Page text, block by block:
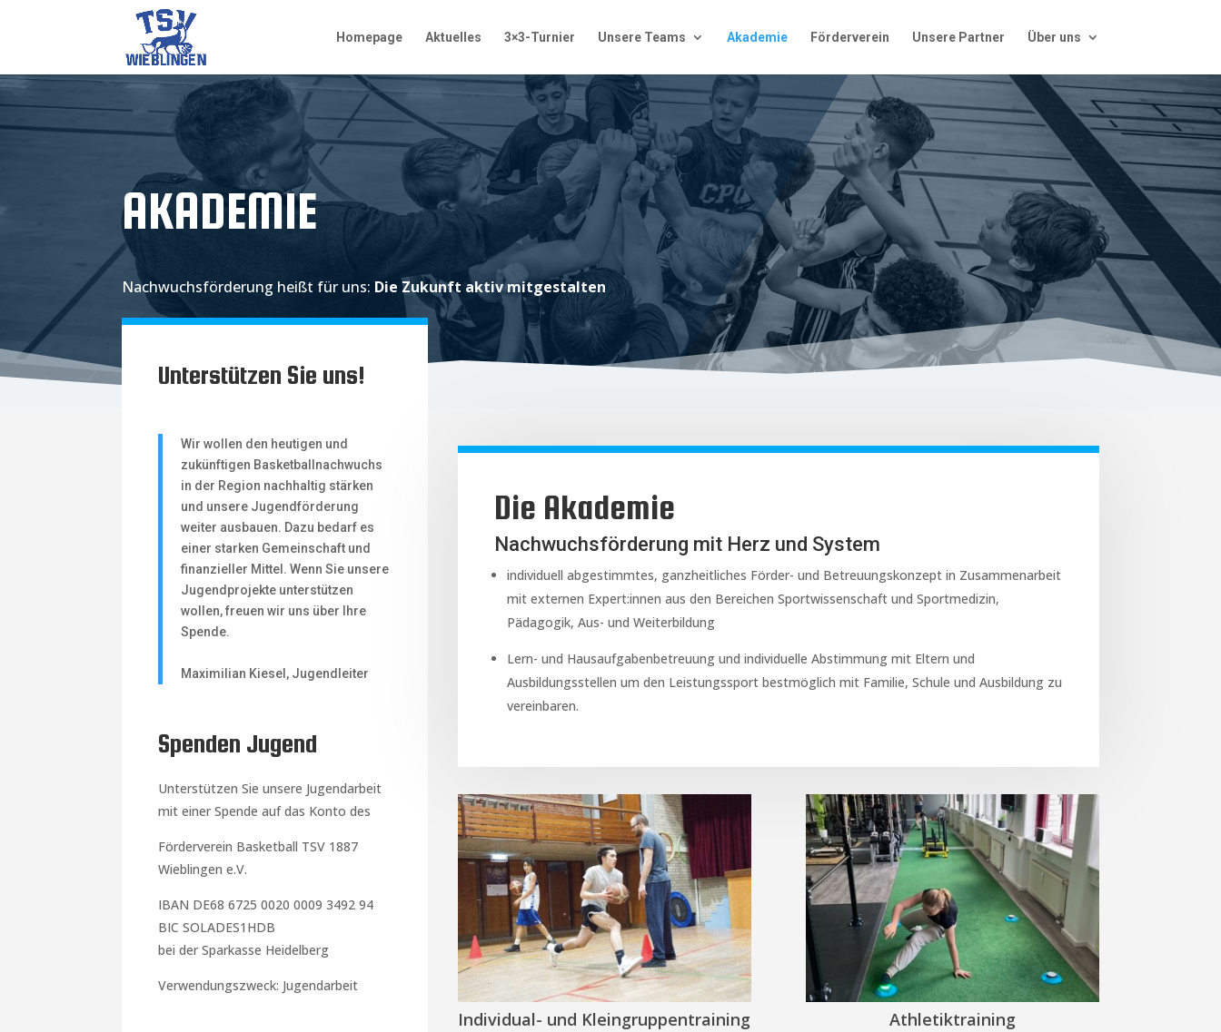
Homepage Aktuelles 3×3-Turnier Unsere Teams Akademie Förderverein Unsere Partner Über uns
AKADEMIE
Nachwuchsförderung heißt für uns: Die Zukunft aktiv mitgestalten
Unterstützen Sie uns!
Wir wollen den heutigen und
zukünftigen Basketballnachwuchs
in der Region nachhaltig stärken
und unsere Jugendförderung
weiter ausbauen. Dazu bedarf es
einer starken Gemeinschaft und
finanzieller Mittel. Wenn Sie unsere
Jugendprojekte unterstützen
wollen, freuen wir uns über Ihre
Spende.
Maximilian Kiesel, Jugendleiter
Spenden Jugend
Unterstützen Sie unsere Jugendarbeit
mit einer Spende auf das Konto des
Förderverein Basketball TSV 1887
Wieblingen e.V.
IBAN DE68 6725 0020 0009 3492 94
BIC SOLADES1HDB
bei der Sparkasse Heidelberg
Verwendungszweck: Jugendarbeit
Die Akademie
Nachwuchsförderung mit Herz und System
individuell abgestimmtes, ganzheitliches Förder- und Betreuungskonzept in Zusammenarbeit
mit externen Expert:innen aus den Bereichen Sportwissenschaft und Sportmedizin,
Pädagogik, Aus- und Weiterbildung
Lern- und Hausaufgabenbetreuung und individuelle Abstimmung mit Eltern und
Ausbildungsstellen um den Leistungssport bestmöglich mit Familie, Schule und Ausbildung zu
vereinbaren.
Individual- und Kleingruppentraining Athletiktraining